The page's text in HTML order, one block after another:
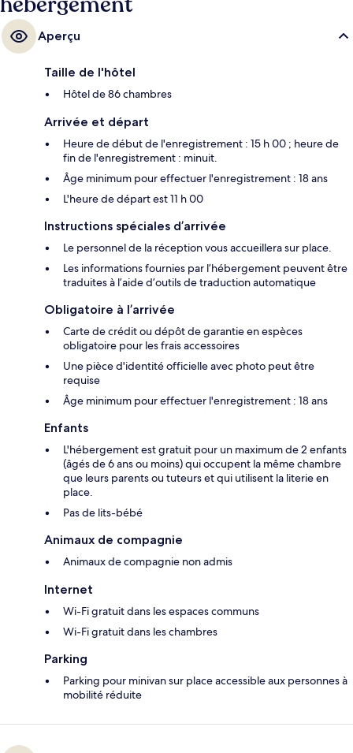
Aperçu
Taille de l'hôtel
Hôtel de 86 chambres
Arrivée et départ
Heure de début de l'enregistrement : 15 h 00 ; heure de
fin de l'enregistrement : minuit.
Âge minimum pour effectuer l'enregistrement : 18 ans
L'heure de départ est 11 h 00
Instructions spéciales d’arrivée
Le personnel de la réception vous accueillera sur place.
Les informations fournies par l’hébergement peuvent être
traduites à l’aide d’outils de traduction automatique
Obligatoire à l’arrivée
Carte de crédit ou dépôt de garantie en espèces
obligatoire pour les frais accessoires
Une pièce d'identité officielle avec photo peut être
requise
Âge minimum pour effectuer l'enregistrement : 18 ans
Enfants
L'hébergement est gratuit pour un maximum de 2 enfants
(âgés de 6 ans ou moins) qui occupent la même chambre
que leurs parents ou tuteurs et qui utilisent la literie en
place.
Pas de lits-bébé
Animaux de compagnie
Animaux de compagnie non admis
Internet
Wi-Fi gratuit dans les espaces communs
Wi-Fi gratuit dans les chambres
Parking
Parking pour minivan sur place accessible aux personnes à
mobilité réduite